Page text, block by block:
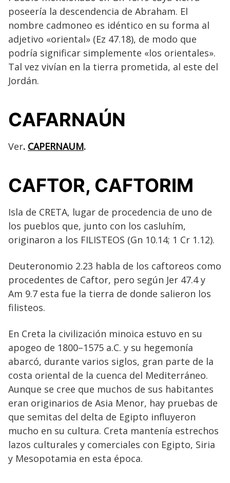
poseería la descendencia de Abraham. El
nombre cadmoneo es idéntico en su forma al
adjetivo «oriental» (Ez 47.18), de modo que
podría significar simplemente «los orientales».
Tal vez vivían en la tierra prometida, al este del
Jordán.
CAFARNAÚN
Ver. CAPERNAUM.
CAFTOR, CAFTORIM
Isla de CRETA, lugar de procedencia de uno de
los pueblos que, junto con los casluhím,
originaron a los FILISTEOS (Gn 10.14; 1 Cr 1.12).
Deuteronomio 2.23 habla de los caftoreos como
procedentes de Caftor, pero según Jer 47.4 y
Am 9.7 esta fue la tierra de donde salieron los
filisteos.
En Creta la civilización minoica estuvo en su
apogeo de 1800–1575 a.C. y su hegemonía
abarcó, durante varios siglos, gran parte de la
costa oriental de la cuenca del Mediterráneo.
Aunque se cree que muchos de sus habitantes
eran originarios de Asia Menor, hay pruebas de
que semitas del delta de Egipto influyeron
mucho en su cultura. Creta mantenía estrechos
lazos culturales y comerciales con Egipto, Siria
y Mesopotamia en esta época.